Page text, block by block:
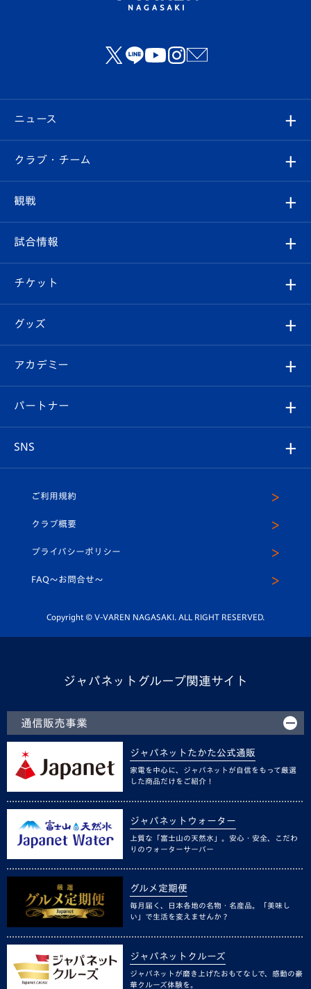
ニュース
すべて
クラブ
試合情報
チケット
イベント
メディア
ホームタウン
クラブ・チーム
クラブ概要
エンブレム紹介
スタッフプロフィール
マスコット紹介
平和祈念活動
ホームタウン活動
観戦
観戦ルール
はじめての観戦ガイド
Revive Team
ヴィヴィくんの長崎おもてなしガイド
試合情報
試合日程/結果
フォトギャラリー
スタジアムグルメ
チケット
チケット
V-LOVERS（ファンクラブ）
プレイヤーズスイート
グッズ
オンラインショップ
店舗情報
アカデミー
育成からのお知らせ
U-18
スクール
パートナー
SNS
ヴィヴィくんインスタグラム
公式LINE＠
ご利用規約
クラブ概要
プライバシーポリシー
FAQ〜お問合せ〜
Copyright © V-VAREN NAGASAKI. ALL RIGHT RESERVED.
ジャパネットグループ関連サイト
通信販売事業
ジャパネットたかた公式通販
家電を中心に、ジャパネットが自信をもって厳選
した商品だけをご紹介！
ジャパネットウォーター
上質な「富士山の天然水」。安心・安全、こだわ
りのウォーターサーバー
グルメ定期便
毎月届く、日本各地の名物・名産品。「美味し
い」で生活を変えませんか？
ジャパネットクルーズ
ジャパネットが磨き上げたおもてなしで、感動の豪
華クルーズ体験を。